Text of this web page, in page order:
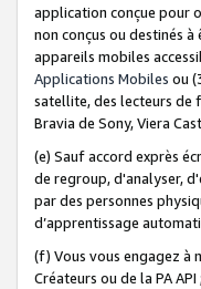
application conçue pour
non conçus ou destinés
appareils mobiles
Applications Mobiles ou
satellite, des lecteurs de
Bravia de Sony, Viera
(e) Sauf accord exprès
de regroup, d'analyser,
par des personnes
d’apprentissage
(f) Vous vous engagez à
Créateurs ou de la PA